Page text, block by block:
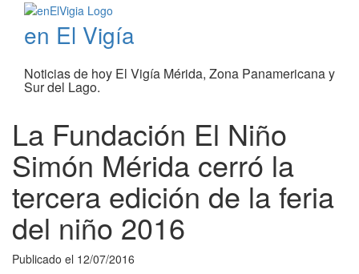
en El Vigía
Noticias de hoy El Vigía Mérida, Zona Panamericana y
Sur del Lago.
La Fundación El Niño
Simón Mérida cerró la
tercera edición de la feria
del niño 2016
Publicado el 12/07/2016